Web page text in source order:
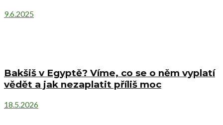
9.6.2025
Bakšiš v Egyptě? Víme, co se o něm vyplatí
vědět a jak nezaplatit příliš moc
18.5.2026